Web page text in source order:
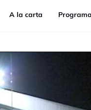
A la carta